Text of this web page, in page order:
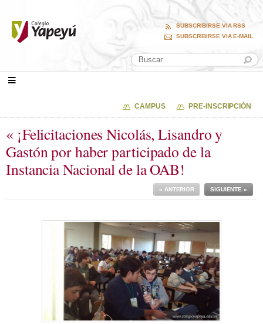
SUBSCRIBIRSE VIA RSS
SUBSCRIBIRSE VIA E-MAIL
CAMPUS PRE-INSCRIPCIÓN
« ¡Felicitaciones Nicolás, Lisandro y
Gastón por haber participado de la
Instancia Nacional de la OAB!
SIGUIENTE »
« ANTERIOR